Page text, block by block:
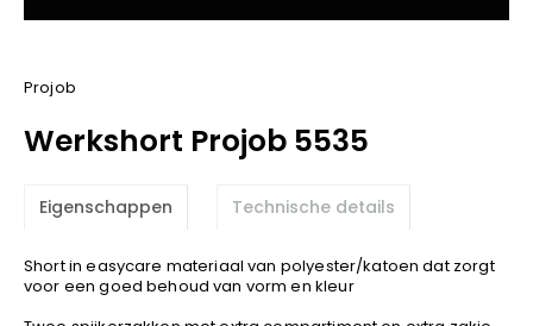
Premier
Promodoro
Safety Jogger
Sioen
Spiro
Projob
Werkshort Projob 5535
Eigenschappen Technische details
Short in easycare materiaal van polyester/katoen dat zorgt
voor een goed behoud van vorm en kleur